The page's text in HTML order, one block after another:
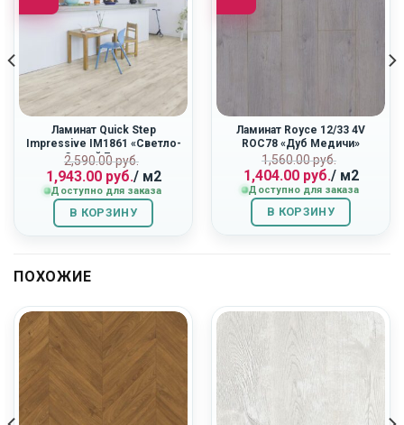
Ламинат Quick Step
Impressive IM1861 «Светло-
Серый Бетон»
2,590.00руб.
Первоначальная
цена
составляла
2,590.00
руб..
1,943.00руб.
Текущая
цена:
1,943.00
руб..
/ м2
Доступно для заказа
В КОРЗИНУ
Ламинат Royce 12/33 4V
ROC78 «Дуб Медичи»
1,560.00руб.
цена
составляла
1,560.00
руб..
1,404.00руб.
Текущая
цена:
1,404.00
руб..
/ м2
Доступно для заказа
В КОРЗИНУ
ПОХОЖИЕ